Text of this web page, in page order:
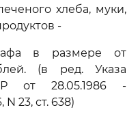
хлеба, муки,
-
в размере от
(в ред. Указа
от 28.05.1986 -
23, ст. 638)